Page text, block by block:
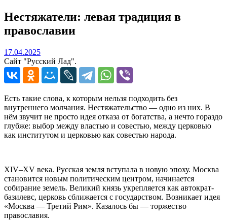
Нестяжатели: левая традиция в
православии
17.04.202517.04.2025
Сайт "Русский Лад".
Есть такие слова, к которым нельзя подходить без
внутреннего молчания. Нестяжательство — одно из них. В
нём звучит не просто идея отказа от богатства, а нечто гораздо
глубже: выбор между властью и совестью, между церковью
как институтом и церковью как совестью народа.
XIV–XV века. Русская земля вступала в новую эпоху. Москва
становится новым политическим центром, начинается
собирание земель. Великий князь укрепляется как автократ-
базилевс, церковь сближается с государством. Возникает идея
«Москва — Третий Рим». Казалось бы — торжество
православия.